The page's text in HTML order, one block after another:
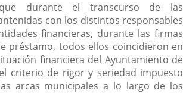
durante el transcurso de las
con los distintos responsables
financieras, durante las firmas
préstamo, todos ellos coincidieron en
financiera del Ayuntamiento de
criterio de rigor y seriedad impuesto
arcas municipales a lo largo de los